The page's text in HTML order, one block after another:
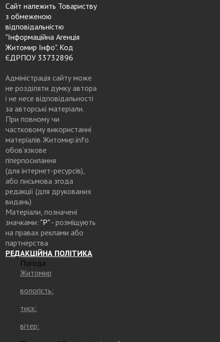
Сайт належить Товариству
з обмеженою
відповідальністю
"Інформаційна Агенція
Житомир Інфо". Код
ЄДРПОУ 33732896
Адміністрація сайту може
не розділяти думку автора
і не несе відповідальності
за авторські матеріали.
При повному чи
частковому використанні
матеріалів Житомир.info
обов’язкове
гіперпосилання
(для інтернет-ресурсів),
або письмова згода
редакції (для друкованих
видань)
Матеріали, позначені
значками: "Р"- розміщують
на правах реклами або
партнерства
РЕДАКЦІЙНА ПОЛІТИКА
Погода
Житомир
вологість:
тиск:
вітер: